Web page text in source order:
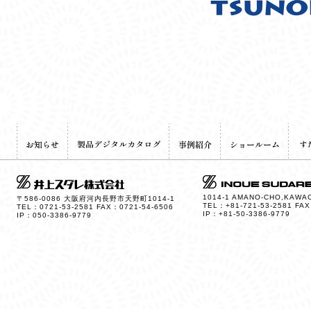
〒586-0086 大阪府河内長野市天野町1014-1
TEL：0721-53-2581 FAX：0721-54-6506
IP：050-3386-9779
1014-1 AMANO-
TEL：+81-721-53-2581
IP：+81-50-3386-9779